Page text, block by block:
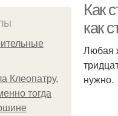
Клеопатру,
тогда
Как
как
Любая
нужно.